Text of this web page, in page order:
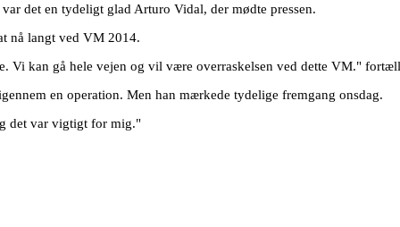
det en tydeligt glad Arturo Vidal, der mødte pressen.
nå langt ved VM 2014.
Vi kan gå hele vejen og vil være overraskelsen ved dette VM."
en operation. Men han mærkede tydelige fremgang onsdag.
det var vigtigt for mig."